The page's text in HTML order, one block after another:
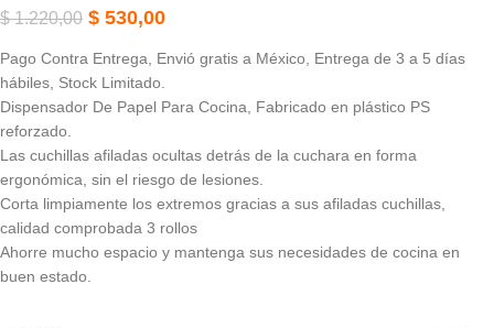
$1.220,00 $ 530,00
Pago Contra Entrega, Envió gratis a México, Entrega de 3 a 5 días
hábiles, Stock Limitado.
Dispensador De Papel Para Cocina, Fabricado en plástico PS
reforzado.
Las cuchillas afiladas ocultas detrás de la cuchara en forma
ergonómica, sin el riesgo de lesiones.
Corta limpiamente los extremos gracias a sus afiladas cuchillas,
calidad comprobada 3 rollos
Ahorre mucho espacio y mantenga sus necesidades de cocina en
buen estado.